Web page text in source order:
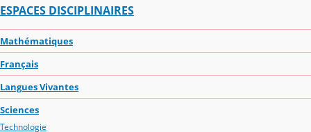
ESPACES DISCIPLINAIRES
Mathématiques
Français
Langues Vivantes
Sciences
Technologie